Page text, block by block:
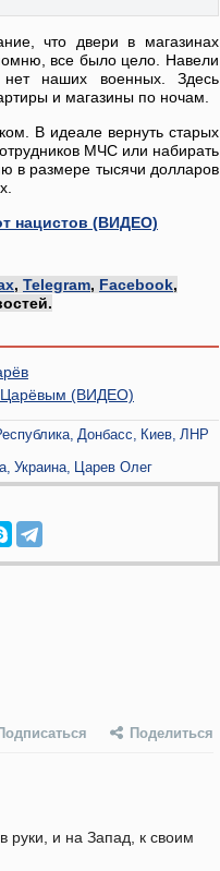
что двери в магазинах
все было цело. Навели
нет наших военных. Здесь
и магазины по ночам.
В идеале вернуть старых
МЧС или набирать
в размере тысячи долларов
нацистов (ВИДЕО)
, Telegram, Facebook,
Царёвым (ВИДЕО)
Донбасс Киев ЛНР
Украина Царев Олег
Поделиться
руки, и на Запад, к своим